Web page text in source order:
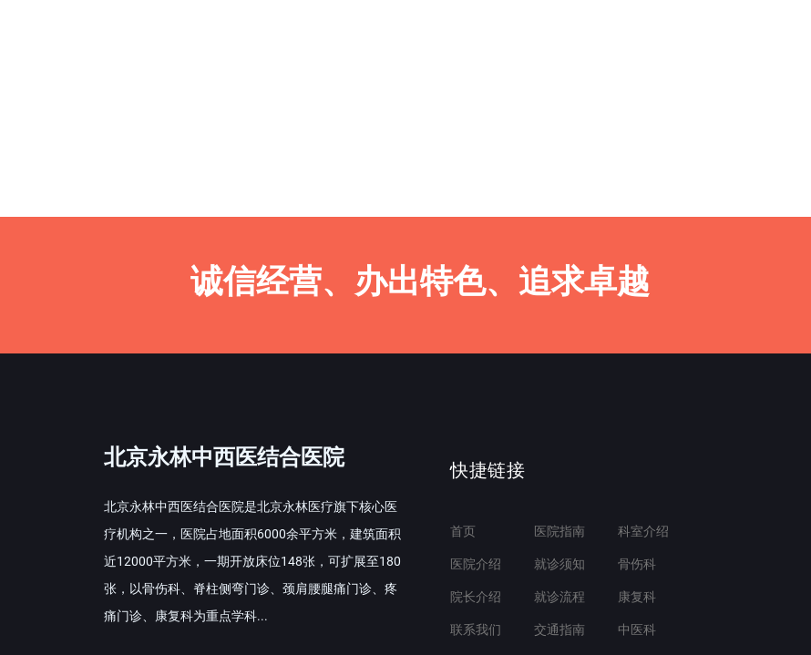
诚信经营、办出特色、追求卓越
北京永林中西医结合医院
北京永林中西医结合医院是北京永林医疗旗下核心医
疗机构之一，医院占地面积6000余平方米，建筑面积
近12000平方米，一期开放床位148张，可扩展至180
张，以骨伤科、脊柱侧弯门诊、颈肩腰腿痛门诊、疼
痛门诊、康复科为重点学科...
快捷链接
首页
医院介绍
院长介绍
联系我们
医院指南
就诊须知
就诊流程
交通指南
科室介绍
骨伤科
康复科
中医科